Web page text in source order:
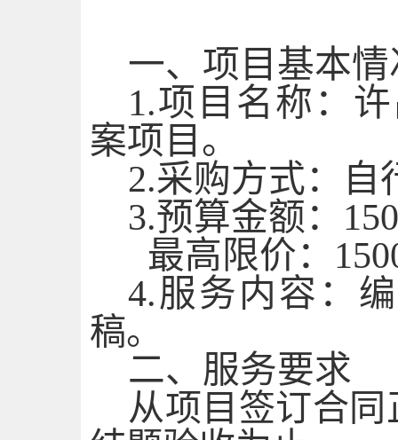
一、项目基本情
1.项目名称：
案项目 。
2.采购方式：自
3.预算金额：
最高限价：
4.服务内容：
稿。
二、服务要求
从项目签订合